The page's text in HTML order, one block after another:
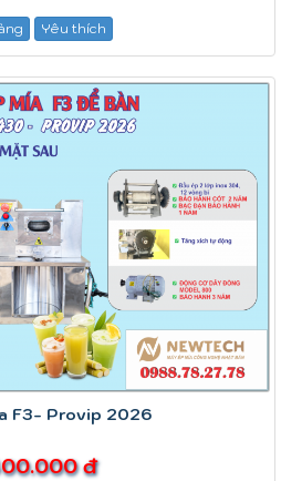
Yêu thích
F3- Provip 2026
đ